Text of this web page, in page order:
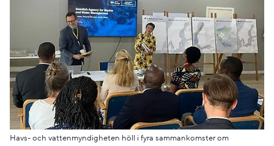
Havs- och vattenmyndigheten höll i fyra sammankomster om